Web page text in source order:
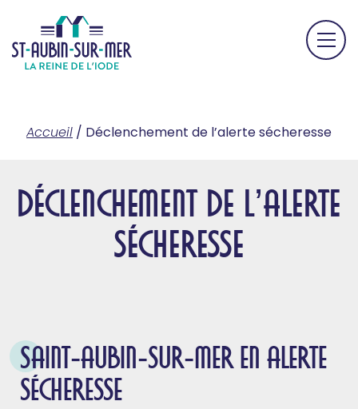
Accueil / Déclenchement de l’alerte sécheresse
Déclenchement de l’alerte
sécheresse
SAINT‑AUBIN‑SUR‑MER EN ALERTE
SÉCHERESSE